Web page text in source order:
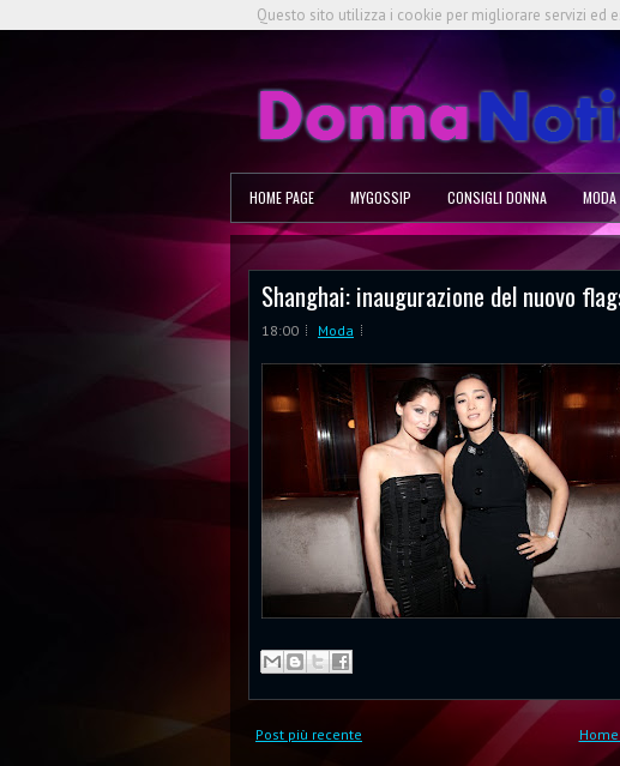
HOME PAGE MYGOSSIP CONSIGLI DONNA MODA
Shanghai: inaugurazione del nuovo
18:00 Moda
Post più recente
Questo sito utilizza i cookie per migliorare servizi ed